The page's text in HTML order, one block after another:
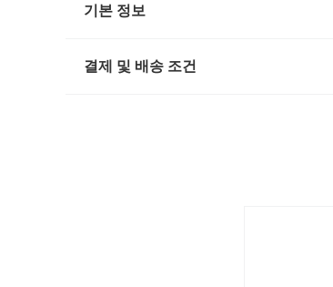
기본 정보
결제 및 배송 조건